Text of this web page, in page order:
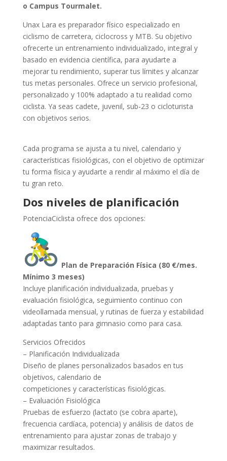
o Campus Tourmalet.
Unax Lara es preparador físico especializado en
ciclismo de carretera, ciclocross y MTB. Su objetivo
ofrecerte un entrenamiento individualizado, integral y
basado en evidencia científica, para ayudarte a
mejorar tu rendimiento, superar tus límites y alcanzar
tus metas personales. Ofrece un servicio profesional,
personalizado y 100% adaptado a tu realidad como
ciclista. Ya seas cadete, juvenil, sub-23 o cicloturista
con objetivos serios.
Cada programa se ajusta a tu nivel, calendario y
características fisiológicas, con el objetivo de optimizar
tu forma física y ayudarte a rendir al máximo el día de
tu gran reto.
Dos niveles de planificación
PotenciaCiclista ofrece dos opciones:
Plan de Preparación Física (80 €/mes.
Mínimo 3 meses)
Incluye planificación individualizada, pruebas y
evaluación fisiológica, seguimiento continuo con
videollamada mensual, y rutinas de fuerza y estabilidad
adaptadas tanto para gimnasio como para casa.
Servicios Ofrecidos
– Planificación Individualizada
Diseño de planes personalizados basados en tus
objetivos, calendario de
competiciones y características fisiológicas.
– Evaluación Fisiológica
Pruebas de esfuerzo (lactato (se cobra aparte),
frecuencia cardíaca, potencia) y análisis de datos de
entrenamiento para ajustar zonas de trabajo y
maximizar resultados.